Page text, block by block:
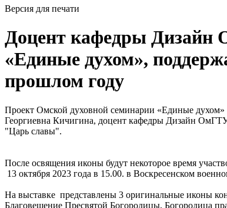
Версия для печати
Доцент кафедры Дизайн
«Единые духом»,
прошлом году
Проект Омской духовной семинарии «Единые
Георгиевна Кичигина, доцент кафедры Дизайн
"Царь славы".
После освящения иконы будут некоторое время
13 октября 2023 года в 15.00. в Воскресенском
На выставке представлены 3 оригинальные иконы
Благовещение Пресвятой Богородицы, Богородица